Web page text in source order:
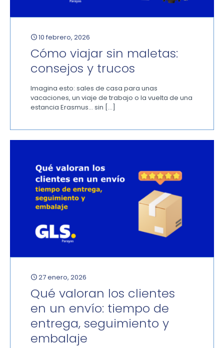
10 febrero, 2026
Cómo viajar sin maletas:
consejos y trucos
Imagina esto: sales de casa para unas
vacaciones, un viaje de trabajo o la vuelta de una
estancia Erasmus… sin […]
27 enero, 2026
Qué valoran los clientes
en un envío: tiempo de
entrega, seguimiento y
embalaje